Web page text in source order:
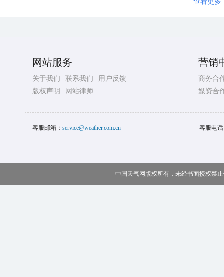
查看更多
网站服务
关于我们 联系我们
用户反馈
版权声明
网站律师
营销
商务合
媒资合
客服邮箱： service@weather.com.cn 客服电
中国天气网版权所有，未经书面授权